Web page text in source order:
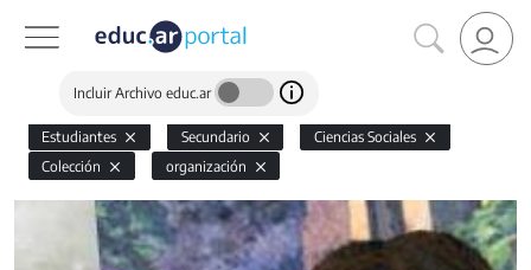
Incluir Archivo educ.ar
Estudiantes Secundario
Ciencias Sociales
Colección
organización